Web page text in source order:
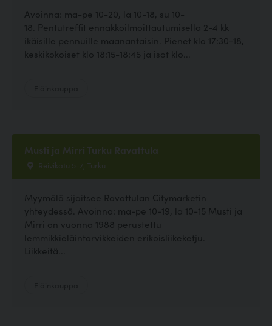
Avoinna: ma-pe 10-20, la 10-18, su 10-
18. Pentutreffit ennakkoilmoittautumisella 2-4 kk
ikäisille pennuille maanantaisin. Pienet klo 17:30-18,
keskikokoiset klo 18:15-18:45 ja isot klo...
Musti ja Mirri Turku Ravattula
Reivikatu 5-7, Turku
Myymälä sijaitsee Ravattulan Citymarketin
yhteydessä. Avoinna: ma-pe 10-19, la 10-15 Musti ja
Mirri on vuonna 1988 perustettu
lemmikkieläintarvikkeiden erikoisliikeketju.
Liikkeitä...